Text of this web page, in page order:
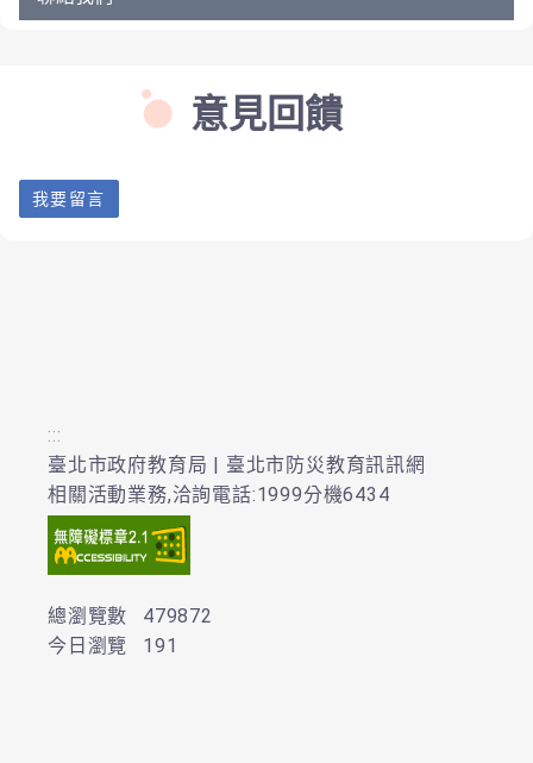
意見回饋
我要留言
:::
臺北市政府教育局 | 臺北市防災教育訊訊網
相關活動業務,洽詢電話:1999分機6434
總瀏覽數
479872
今日瀏覽
191